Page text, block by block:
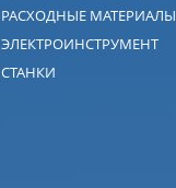
РАСХОДНЫЕ
ЭЛЕКТРОИНСТРУМЕНТ
СТАНКИ